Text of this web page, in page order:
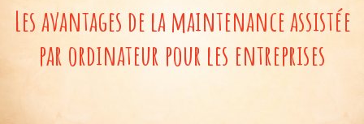
Les avantages de la maintenance assistée
par ordinateur pour les entreprises